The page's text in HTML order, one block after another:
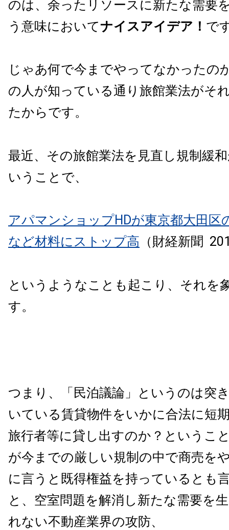
のは、余ったリソースに新たな需要
う意味においてナイスアイデア！ で
じゃあ何で今までやってなかったの
の人が知っている通り旅館業法がそ
たからです。
最近、その旅館業法を見直し規制緩
いうことで、
アパマンショップHDが東京都大田区
など材料にストップ高 （財経新聞
というようなことも起こり、それを
す。
つまり、「民泊議論」というのは突
いている賃貸物件をいかに合法に短
旅行者等に貸し出すのか？というこ
が今までの厳しい規制の中で商売を
に言うと既得権益を持っているとも
と、空室問題を解消し新たな需要を
れない不動産業界の攻防、